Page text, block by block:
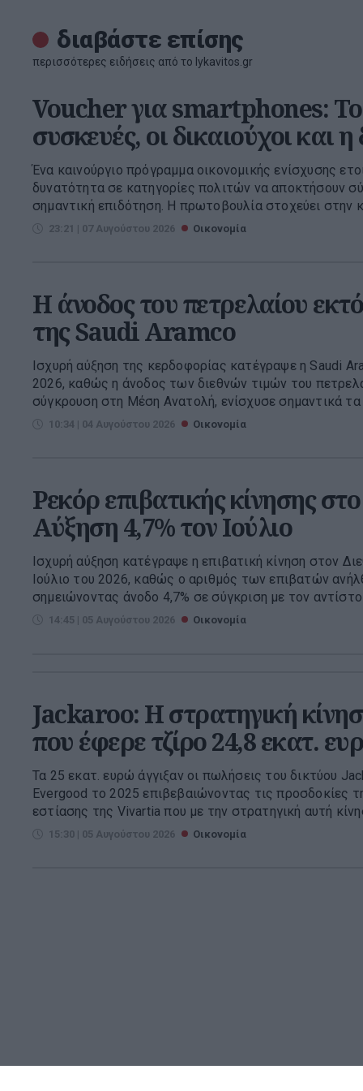
διαβάστε επίσης
περισσότερες ειδήσεις από το lykavitos.gr
Voucher για smartphones: Το
συσκευές, οι δικαιούχοι και η
Ένα καινούργιο πρόγραμμα οικονομικής ενίσχυσης
δυνατότητα σε κατηγορίες πολιτών να αποκτήσουν
σημαντική επιδότηση. Η πρωτοβουλία στοχεύει στην
23:21 | 07 Αυγούστου 2026 Οικονομία
Η άνοδος του πετρελαίου
της Saudi Aramco
Ισχυρή αύξηση της κερδοφορίας κατέγραψε η Saudi
2026, καθώς η άνοδος των διεθνών τιμών του
σύγκρουση στη Μέση Ανατολή, ενίσχυσε σημαντικά τα
10:34 | 04 Αυγούστου 2026 Οικονομία
Ρεκόρ επιβατικής κίνησης
Αύξηση 4,7% τον Ιούλιο
Ισχυρή αύξηση κατέγραψε η επιβατική κίνηση στον
Ιούλιο του 2026, καθώς ο αριθμός των επιβατών
σημειώνοντας άνοδο 4,7% σε σύγκριση με τον
14:45 | 05 Αυγούστου 2026 Οικονομία
Jackaroo: Η στρατηγική
που έφερε τζίρο 24,8 εκατ.
Τα 25 εκατ. ευρώ άγγιξαν οι πωλήσεις του δικτύου
Evergood το 2025 επιβεβαιώνοντας τις προσδοκίες
εστίασης της Vivartia που με την στρατηγική αυτή
15:30 | 05 Αυγούστου 2026 Οικονομία